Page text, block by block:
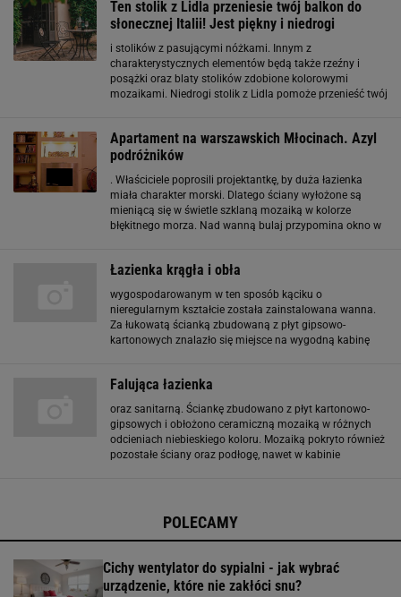
Ten stolik z Lidla przeniesie twój balkon do
słonecznej Italii! Jest piękny i niedrogi
i stolików z pasującymi nóżkami. Innym z
charakterystycznych elementów będą także rzeźny i
posążki oraz blaty stolików zdobione kolorowymi
mozaikami. Niedrogi stolik z Lidla pomoże przenieść twój
Apartament na warszawskich Młocinach. Azyl
podróżników
. Właściciele poprosili projektantkę, by duża łazienka
miała charakter morski. Dlatego ściany wyłożone są
mieniącą się w świetle szklaną mozaiką w kolorze
błękitnego morza. Nad wanną bulaj przypomina okno w
Łazienka krągła i obła
wygospodarowanym w ten sposób kąciku o
nieregularnym kształcie została zainstalowana wanna.
Za łukowatą ścianką zbudowaną z płyt gipsowo-
kartonowych znalazło się miejsce na wygodną kabinę
mozaiką na siatce
Falująca łazienka
oraz sanitarną. Ściankę zbudowano z płyt kartonowo-
gipsowych i obłożono ceramiczną mozaiką w różnych
odcieniach niebieskiego koloru. Mozaiką pokryto również
pozostałe ściany oraz podłogę, nawet w kabinie
POLECAMY
Cichy wentylator do sypialni - jak wybrać
urządzenie, które nie zakłóci snu?